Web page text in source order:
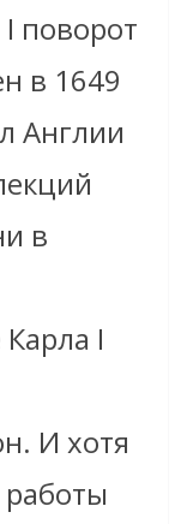
поворот
в 1649
Англии
в
I
И хотя